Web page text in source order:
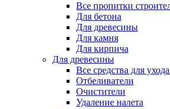
Все пропитки
Для бетона
Для древесины
Для камня
Для кирпича
Для древесины
Все средства для
Отбеливатели
Очистители
Удаление налета